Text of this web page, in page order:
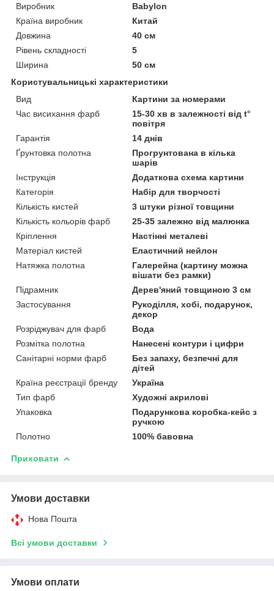
Виробник
Babylon
Країна виробник
Китай
Довжина
40 см
Рівень складності
5
Ширина
50 см
Користувальницькі характеристики
Вид
Картини за номерами
Час висихання фарб
15-30 хв в залежності від t°
повітря
Гарантія
14 днів
Ґрунтовка полотна
Прогрунтована в кілька
шарів
Інструкція
Додаткова схема картини
Категорія
Набір для творчості
Кількість кистей
3 штуки різної товщини
Кількість кольорів фарб
25-35 залежно від малюнка
Кріплення
Настінні металеві
Матеріал кистей
Еластичний нейлон
Натяжка полотна
Галерейна (картину можна
вішати без рамки)
Підрамник
Дерев'яний товщиною 3 см
Застосування
Рукоділля, хобі, подарунок,
декор
Розріджувач для фарб
Вода
Розмітка полотна
Нанесені контури і цифри
Санітарні норми фарб
Без запаху, безпечні для
дітей
Країна реєстрації бренду
Україна
Тип фарб
Художні акрилові
Упаковка
Подарункова коробка-кейс з
ручкою
Полотно
100% бавовна
Приховати
Умови доставки
Нова Пошта
Всі умови доставки
Умови оплати